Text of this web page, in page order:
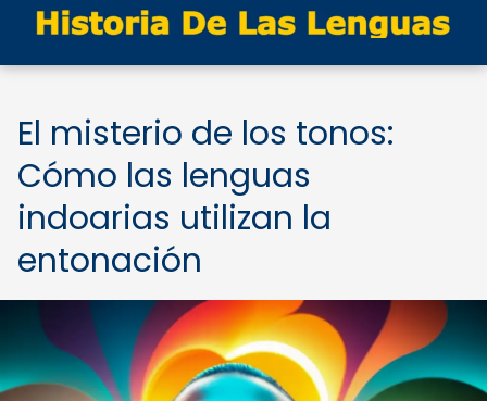
El misterio de los tonos:
Cómo las lenguas
indoarias utilizan la
entonación